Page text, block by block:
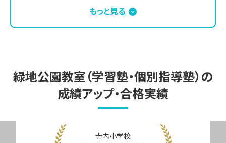
もっと見る
緑地公園教室（学習塾・個別指導塾）の
成績アップ・合格実績
寺内小学校